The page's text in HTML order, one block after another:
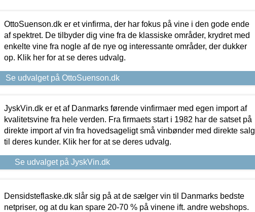
OttoSuenson.dk er et vinfirma, der har fokus på vine i den gode ende
af spektret. De tilbyder dig vine fra de klassiske områder, krydret med
enkelte vine fra nogle af de nye og interessante områder, der dukker
op. Klik her for at se deres udvalg.
Se udvalget på OttoSuenson.dk
JyskVin.dk er et af Danmarks førende vinfirmaer med egen import af
kvalitetsvine fra hele verden. Fra firmaets start i 1982 har de satset på
direkte import af vin fra hovedsageligt små vinbønder med direkte salg
til deres kunder. Klik her for at se deres udvalg.
Se udvalget på JyskVin.dk
Densidsteflaske.dk slår sig på at de sælger vin til Danmarks bedste
netpriser, og at du kan spare 20-70 % på vinene ift. andre webshops.